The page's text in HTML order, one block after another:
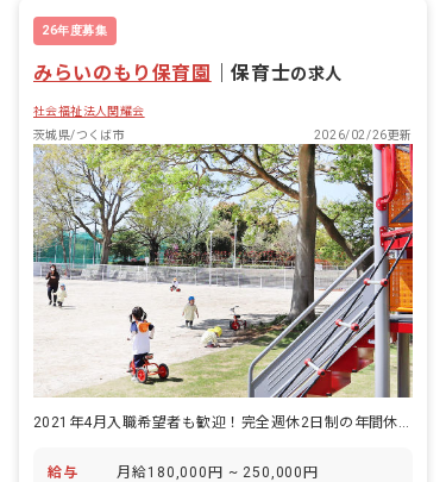
26年度募集
みらいのもり保育園 ｜保育士の求人
社会福祉法人関耀会
茨城県/つくば市
2026/02/26更新
2021年4月入職希望者も歓迎！完全週休2日制の年間休日122日
給与 月給180,000円 ~ 250,000円